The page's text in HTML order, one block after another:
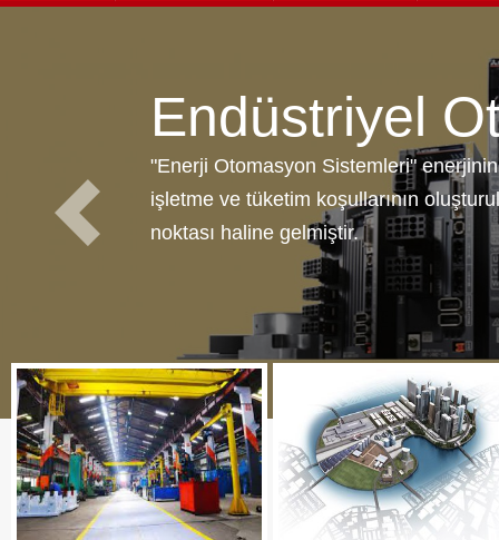
Endüstriyel
"Enerji Otomasyon Sistemleri"
işletme ve tüketim koşullarının
noktası haline gelmiştir.